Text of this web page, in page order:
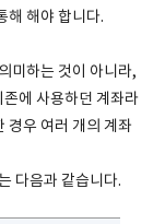
해 해야 합니다.
미하는 것이 아니라,
에 사용하던 계좌라
경우 여러 개의 계좌
다음과 같습니다.